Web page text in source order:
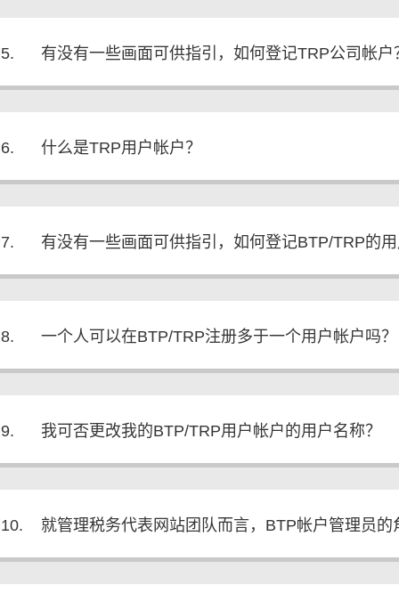
有没有一些画面可供指引，如何登记TRP公司帐户
什么是TRP用户帐户？
有没有一些画面可供指引，如何登记BTP/TRP的
一个人可以在BTP/TRP注册多于一个用户帐户吗？
我可否更改我的BTP/TRP用户帐户的用户名称？
就管理税务代表网站团队而言，BTP帐户管理员的